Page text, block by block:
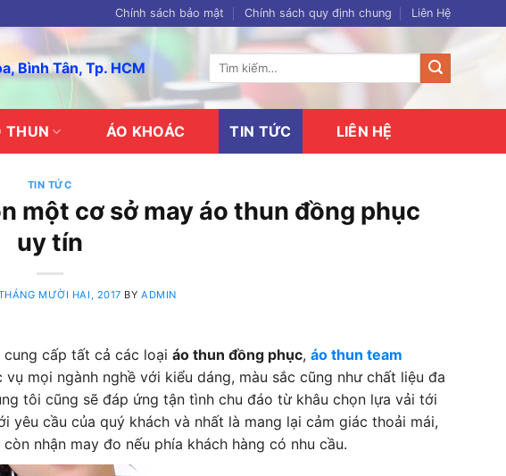
Chính sách bảo mật Chính sách quy định chung Liên Hệ
Bình Tân, Tp. HCM
Tìm
THUN ÁO KHOÁC TIN TỨC LIÊN HỆ
TIN TỨC
một cơ sở may áo thun đồng phục
uy tín
MƯỜI HAI, 2017 BYADMIN
cấp tất cả các loại áo thun đồng phục, áo thun team
vụ mọi ngành nghề với kiểu dáng, màu sắc cũng như chất liệu đa
tôi cũng sẽ đáp ứng tận tình chu đáo từ khâu chọn lựa vải tới
yêu cầu của quý khách và nhất là mang lại cảm giác thoải mái,
nhận may đo nếu phía khách hàng có nhu cầu.